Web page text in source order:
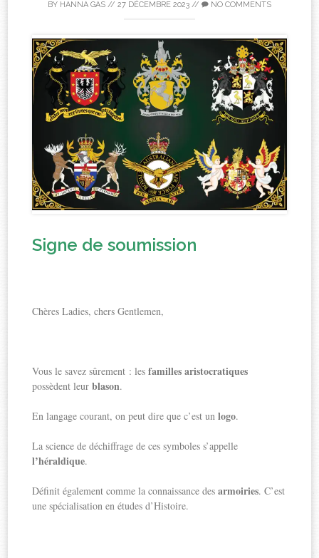
BY HANNA GAS // 27 DÉCEMBRE 2023 // NO COMMENTS
Signe de soumission
Chères Ladies, chers Gentlemen,
Vous le savez sûrement : lesfamilles aristocratiques
possèdent leurblason.
En langage courant, on peut dire que c’est unlogo.
La science de déchiffrage de ces symboles s’appelle
l’héraldique.
Définit également comme la connaissance desarmoiries. C’est
une spécialisation en études d’Histoire.